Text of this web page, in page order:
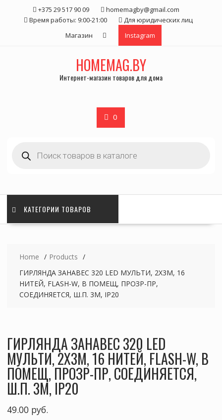
+375 29 517 90 09
homemagby@gmail.com
Время работы: 9:00-21:00
Для юридических лиц
Магазин
Instagram
HOMEMAG.BY
Интернет-магазин товаров для дома
0
товаров
КАТЕГОРИИ ТОВАРОВ
Home
Products
ГИРЛЯНДА ЗАНАВЕС 320 LED МУЛЬТИ, 2Х3М, 16
НИТЕЙ, FLASH-W, В ПОМЕЩ, ПРОЗР-ПР,
СОЕДИНЯЕТСЯ, Ш.П. 3М, IP20
ГИРЛЯНДА ЗАНАВЕС 320 LED
МУЛЬТИ, 2Х3М, 16 НИТЕЙ, FLASH-W, В
ПОМЕЩ, ПРОЗР-ПР, СОЕДИНЯЕТСЯ,
Ш.П. 3М, IP20
49.00 руб.